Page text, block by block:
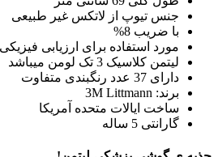
جنس تیوپ از لاتکس غیر طبیعی
با ضریب 8%
مورد استفاده برای ارزیابی
لیتمن کلاسیک 3 تک لومن میباشد
دارای 37 عدد رنگبندی متفاوت
برند: 3M Littmann
ساخت ایالات متحده آمریکا
گارانتی 5 ساله